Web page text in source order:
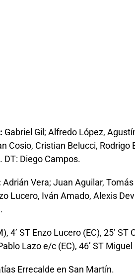
Gabriel Gil; Alfredo López,
Cosio, Cristian Belucci, Rodrigo
DT: Diego Campos.
Adrián Vera; Juan Aguilar,
Lucero, Iván Amado, Alexis
4’ ST Enzo Lucero (EC), 25’
Lazo e/c (EC), 46’ ST
Errecalde en San Martín.